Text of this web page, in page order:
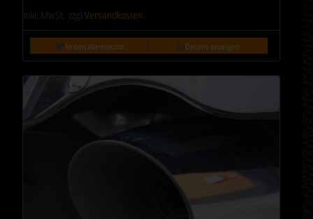
inkl. MwSt. zzgl.Versandkosten
In den Warenkorb Details anzeigen